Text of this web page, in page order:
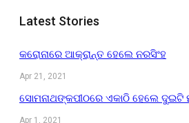
Latest Stories
କରୋନାରେ ଆକ୍ରାନ୍ତ ହେଲେ ନରସିଂହ
Apr 21, 2021
ସୋମନାଥଙ୍କପୀଠରେ ଏକାଠି ହେଲେ ଦୁଇଟି
Apr 1, 2021